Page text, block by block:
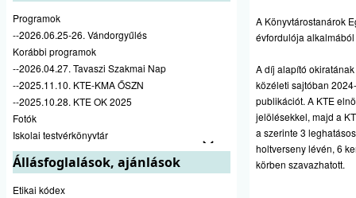
Programok
--2026.06.25-26. Vándorgyűlés
Korábbi programok
--2026.04.27. Tavaszi Szakmai Nap
--2025.11.10. KTE-KMA ŐSZN
--2025.10.28. KTE OK 2025
Fotók
Iskolai testvérkönyvtár
Állásfoglalások, ajánlások
Etikai kódex
A Könyvtárostanárok
évfordulója
A díj alapító
közéleti sajtóban
publikációt. A KTE
jelölésekkel, majd a
a szerinte 3
holtverseny lévén, 6
körben szavazhatott.